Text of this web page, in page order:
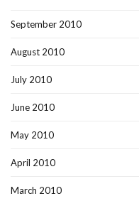
September 2010
August 2010
July 2010
June 2010
May 2010
April 2010
March 2010